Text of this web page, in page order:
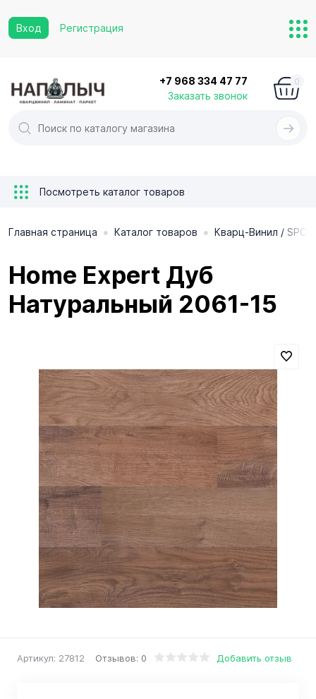
Вход Регистрация
+7 968 334 47 77
Заказать звонок
0
Посмотреть каталог товаров
Главная страница • Каталог товаров • Кварц-Винил / SPC
Home Expert Дуб
Натуральный 2061-15
Отзывов: 0 Добавить отзыв
Артикул: 27812